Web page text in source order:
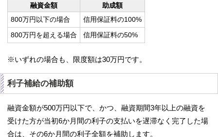
融資金額
助成額
800万円以下の場合
信用保証料の100%
800万円を超える場合
信用保証料の50%
※いずれの場合も、限度額は30万円です。
利子補給の補助額
融資金額が500万円以下で、かつ、融資期間3年以上の融資を
受けた方が当初6か月間の利子の支払いを遅滞なく完了した場
合は、その6か月間の利子全額を補助します。